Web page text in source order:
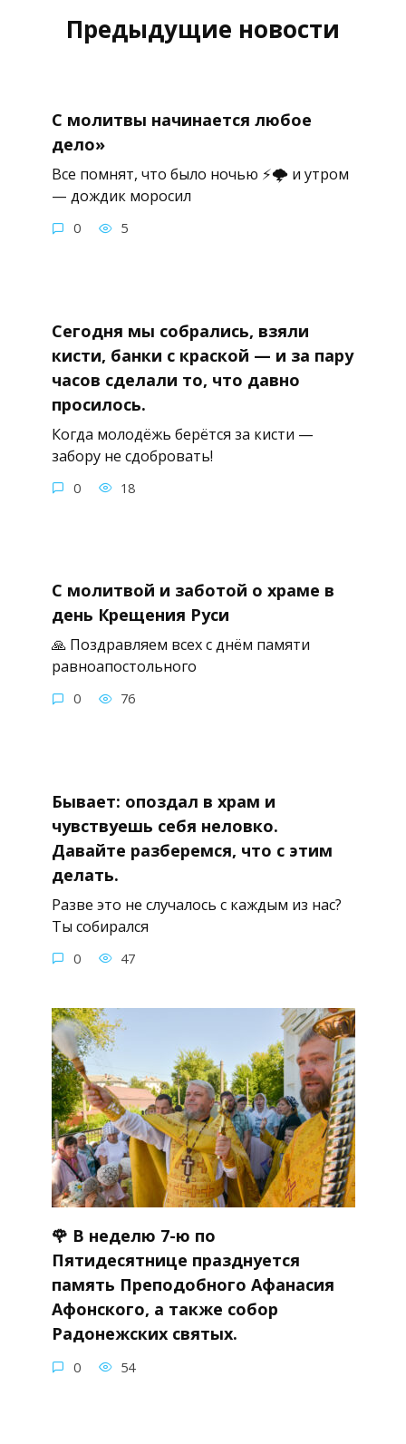
Предыдущие новости
С молитвы начинается любое
дело»
Все помнят, что было ночью ⚡🌩 и утром
— дождик моросил
0 5
Сегодня мы собрались, взяли
кисти, банки с краской — и за пару
часов сделали то, что давно
просилось.
Когда молодёжь берётся за кисти —
забору не сдобровать!
0 18
С молитвой и заботой о храме в
день Крещения Руси
🙏 Поздравляем всех с днём памяти
равноапостольного
0 76
Бывает: опоздал в храм и
чувствуешь себя неловко.
Давайте разберемся, что с этим
делать.
Разве это не случалось с каждым из нас?
Ты собирался
0 47
🌹 В неделю 7-ю по
Пятидесятнице празднуется
память Преподобного Афанасия
Афонского, а также собор
Радонежских святых.
0 54